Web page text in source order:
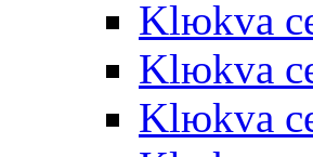
Klюkva
Klюkva
Klюkva